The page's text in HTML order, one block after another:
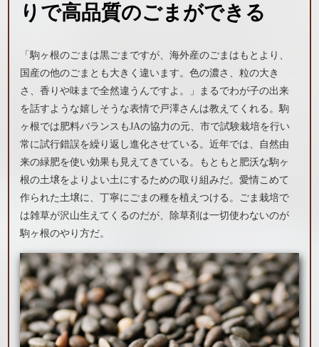
りで高品質のごまができる
「駒ヶ根のごまは黒ごまですが、海外産のごまはもとより、
国産の他のごまとも大きく違います。色の濃さ、粒の大き
さ、香りや味まで全然違うんですよ。」まるでわが子の出来
を話すような嬉しそうな表情で戸澤さんは教えてくれる。駒
ヶ根では肥料バランスもJAの協力の元、市で試験栽培を行い
常に試行錯誤を繰り返し進化させている。近年では、自然由
来の緑肥を使い効果も見えてきている。もともと肥沃な駒ヶ
根の土壌をよりよい土にするための取り組みだ。愛情こめて
作られた土壌に、丁寧にごまの種を植えつける。ごま栽培で
は雑草が沢山生えてくるのだが、除草剤は一切使わないのが
駒ヶ根のやり方だ。